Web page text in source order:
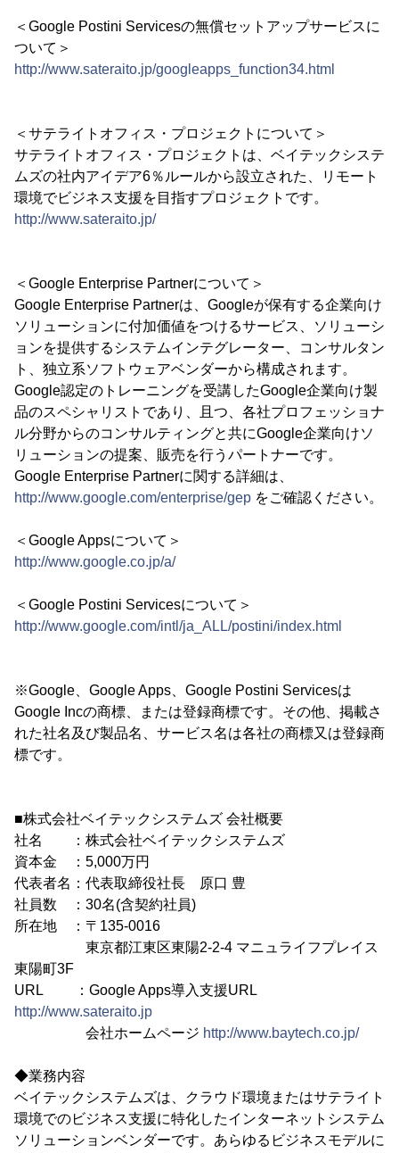
＜Google Postini Servicesの無償セットアップサービスに
ついて＞
http://www.sateraito.jp/googleapps_function34.html
＜サテライトオフィス・プロジェクトについて＞
サテライトオフィス・プロジェクトは、ベイテックシステ
ムズの社内アイデア6％ルールから設立された、リモート
環境でビジネス支援を目指すプロジェクトです。
http://www.sateraito.jp/
＜Google Enterprise Partnerについて＞
Google Enterprise Partnerは、Googleが保有する企業向け
ソリューションに付加価値をつけるサービス、ソリューシ
ョンを提供するシステムインテグレーター、コンサルタン
ト、独立系ソフトウェアベンダーから構成されます。
Google認定のトレーニングを受講したGoogle企業向け製
品のスペシャリストであり、且つ、各社プロフェッショナ
ル分野からのコンサルティングと共にGoogle企業向けソ
リューションの提案、販売を行うパートナーです。
Google Enterprise Partnerに関する詳細は、
http://www.google.com/enterprise/gep をご確認ください。
＜Google Appsについて＞
http://www.google.co.jp/a/
＜Google Postini Servicesについて＞
http://www.google.com/intl/ja_ALL/postini/index.html
※Google、Google Apps、Google Postini Servicesは
Google Incの商標、または登録商標です。その他、掲載さ
れた社名及び製品名、サービス名は各社の商標又は登録商
標です。
■株式会社ベイテックシステムズ 会社概要
社名 ：株式会社ベイテックシステムズ
資本金 ：5,000万円
代表者名：代表取締役社長 原口 豊
社員数 ：30名(含契約社員)
所在地 ：〒135-0016
東京都江東区東陽2-2-4 マニュライフプレイス
東陽町3F
URL ：Google Apps導入支援URL
http://www.sateraito.jp
会社ホームページ http://www.baytech.co.jp/
◆業務内容
ベイテックシステムズは、クラウド環境またはサテライト
環境でのビジネス支援に特化したインターネットシステム
ソリューションベンダーです。あらゆるビジネスモデルに